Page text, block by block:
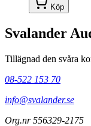
Köp
Svalander
Tillägnad den svåra
08-522 153 70
info@svalander.se
Org.nr 556329-2175